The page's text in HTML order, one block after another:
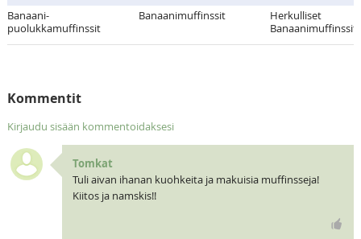
Banaani-
puolukkamuffinssit
Banaanimuffinssit
Herkulliset
Banaanimuffinssit
Kommentit
Kirjaudu sisään kommentoidaksesi
Tomkat
Tuli aivan ihanan kuohkeita ja makuisia muffinsseja!
Kiitos ja namskis!!